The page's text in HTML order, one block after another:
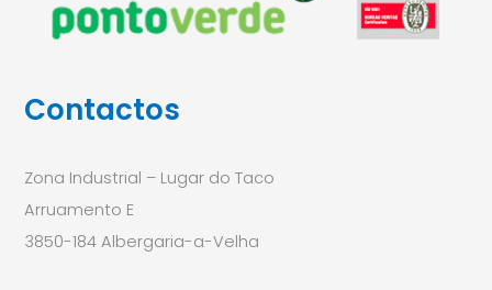
Contactos
Zona Industrial – Lugar do Taco
Arruamento E
3850-184 Albergaria-a-Velha